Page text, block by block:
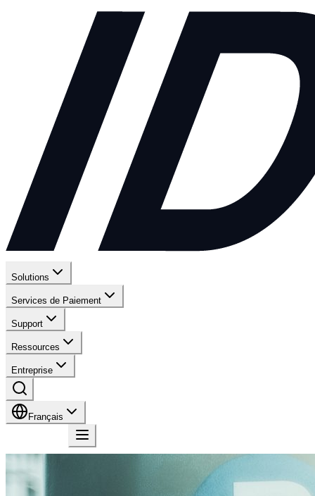
Solutions
Services de Paiement
Support
Ressources
Entreprise
Français